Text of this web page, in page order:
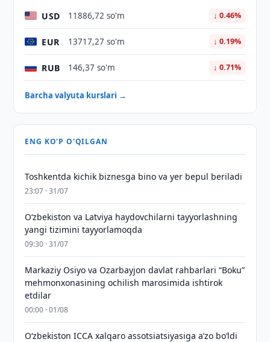
USD 11886,72 so'm ↓ 0.46%
EUR 13717,27 so'm ↓ 0.19%
RUB 146,37 so'm ↓ 0.71%
Barcha valyuta kurslari →
ENG KO'P O'QILGAN
Toshkentda kichik biznesga bino va yer bepul beriladi
23:07 · 31/07
Oʻzbekiston va Latviya haydovchilarni tayyorlashning
yangi tizimini tayyorlamoqda
09:30 · 31/07
Markaziy Osiyo va Ozarbayjon davlat rahbarlari “Boku”
mehmonxonasining ochilish marosimida ishtirok
etdilar
00:00 · 01/08
O‘zbekiston ICCA xalqaro assotsiatsiyasiga aʼzo bo‘ldi